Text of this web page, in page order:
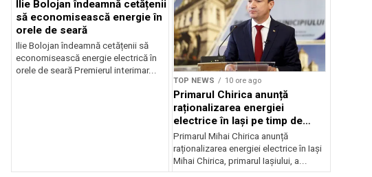
Ilie Bolojan îndeamnă cetățenii
să economisească energie în
orele de seară
Ilie Bolojan îndeamnă cetățenii să
economisească energie electrică în
orele de seară Premierul interimar...
TOP NEWS 10 ore ago
Primarul Chirica anunță
raționalizarea energiei
electrice în Iași pe timp de
noapte
Primarul Mihai Chirica anunță
raționalizarea energiei electrice în Iași
Mihai Chirica, primarul Iașiului, a...